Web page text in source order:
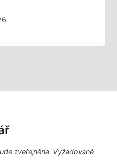
zveřejněna. Vyžadované